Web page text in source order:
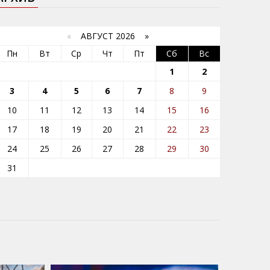
« АВГУСТ 2026 »
Пн
Вт Ср Чт Пт Сб
Вс
1
2
3
4 5 6 7 8
9
10
11 12 13 14 15
16
17
18 19 20 21 22
23
24
25 26 27 28 29
30
31